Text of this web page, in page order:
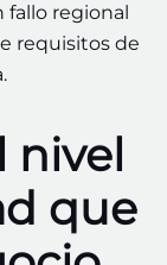
regional
requisitos de
nivel
que